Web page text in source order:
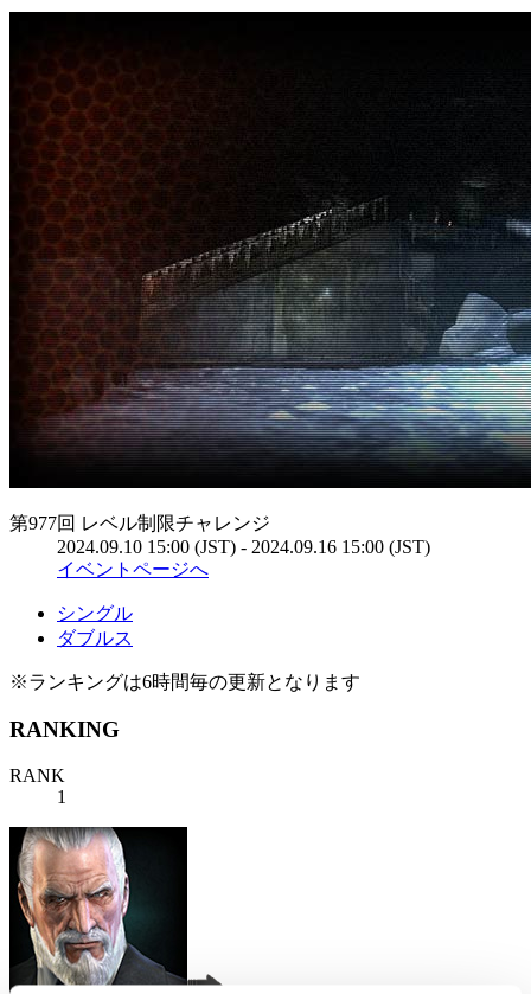
第977回 レベル制限チャレンジ
2024.09.10 15:00 (JST) - 2024.09.16 15:00 (JST)
イベントページへ
シングル
ダブルス
※ランキングは6時間毎の更新となります
RANKING
RANK
1